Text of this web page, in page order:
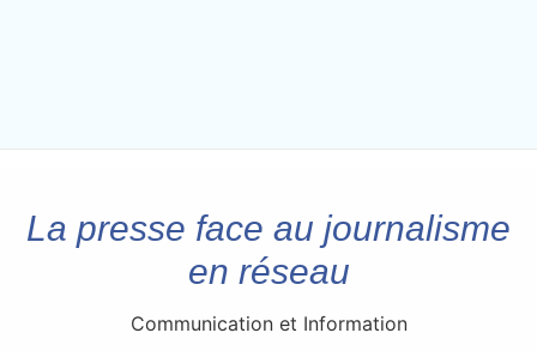
La presse face au journalisme
en réseau
Communication et Information